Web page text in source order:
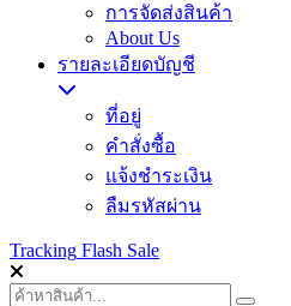
การจัดส่งสินค้า
About Us
รายละเอียดบัญชี
ที่อยู่
คำสั่งซื้อ
แจ้งชำระเงิน
ลืมรหัสผ่าน
Tracking Flash Sale